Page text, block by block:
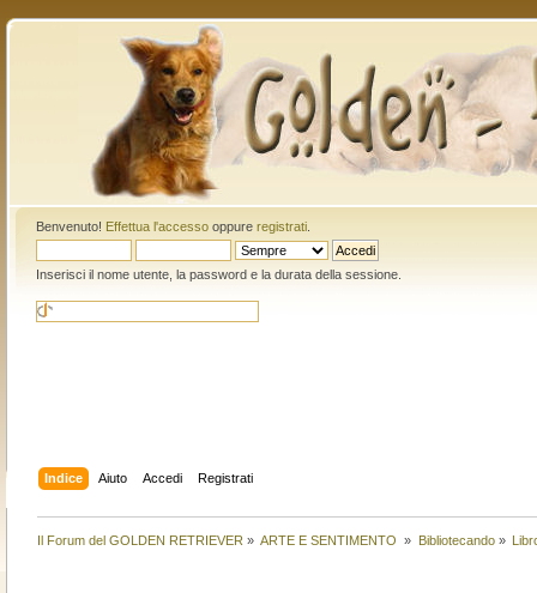
Benvenuto! Effettua l'accessooppure registrati.
Inserisci il nome utente, la password e la durata della sessione.
Indice Aiuto Accedi Registrati
Il Forum del GOLDEN RETRIEVER » ARTE E SENTIMENTO » Bibliotecando»